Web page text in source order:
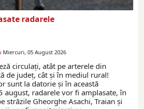
radarele
Miercuri, 05 August 2026
circulaţi, atât pe arterele din
de judeţ, cât şi în mediul rural!
sunt la datorie și în această
august, radarele vor fi amplasate, în
străzile Gheorghe Asachi, Traian și